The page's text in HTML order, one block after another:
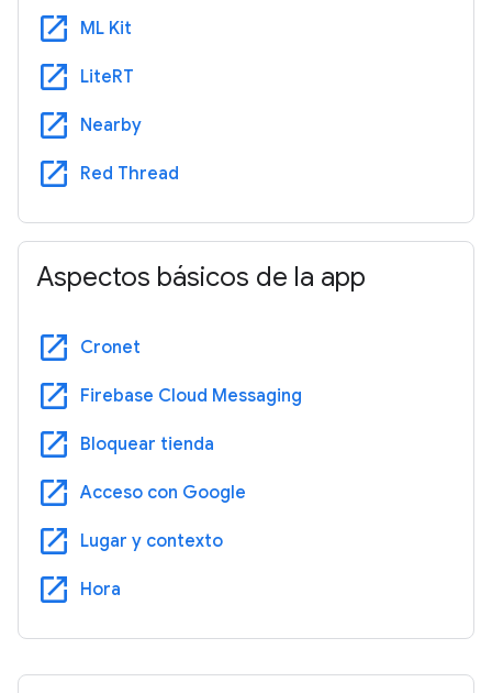
open_in_new ML Kit
open_in_new LiteRT
open_in_new Nearby
open_in_new Red Thread
Aspectos básicos de la app
open_in_new Cronet
open_in_new Firebase Cloud Messaging
open_in_new Bloquear tienda
open_in_new Acceso con Google
open_in_new Lugar y contexto
open_in_new Hora